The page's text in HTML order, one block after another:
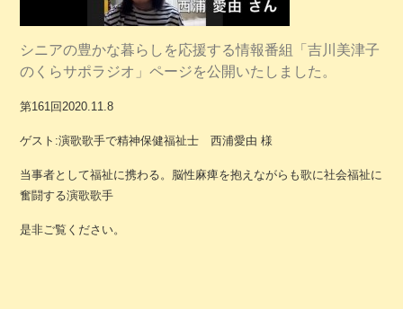
シニアの豊かな暮らしを応援する情報番組「吉川美津子
のくらサポラジオ」ページを公開いたしました。
第161回2020.11.8
ゲスト:演歌歌手で精神保健福祉士 西浦愛由 様
当事者として福祉に携わる。脳性麻痺を抱えながらも歌に社会福祉に
奮闘する演歌歌手
是非ご覧ください。